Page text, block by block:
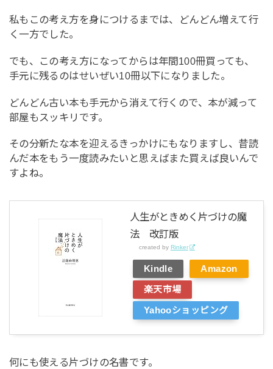
私もこの考え方を身につけるまでは、どんどん増えて行
く一方でした。
でも、この考え方になってからは年間100冊買っても、
手元に残るのはせいぜい10冊以下になりました。
どんどん古い本も手元から消えて行くので、本が減って
部屋もスッキリです。
その分新たな本を迎えるきっかけにもなりますし、昔読
んだ本をもう一度読みたいと思えばまた買えば良いんで
すよね。
人生がときめく片づけの魔
法 改訂版
created by Rinker
Kindle Amazon
楽天市場
Yahooショッピング
何にも使える片づけの名書です。